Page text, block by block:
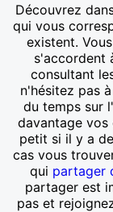
Découvrez
qui vous
existent.
s'accordent
consultant
n'hésitez pas
du temps sur
davantage
petit si il y a
cas vous
qui partager
partager est
pas et